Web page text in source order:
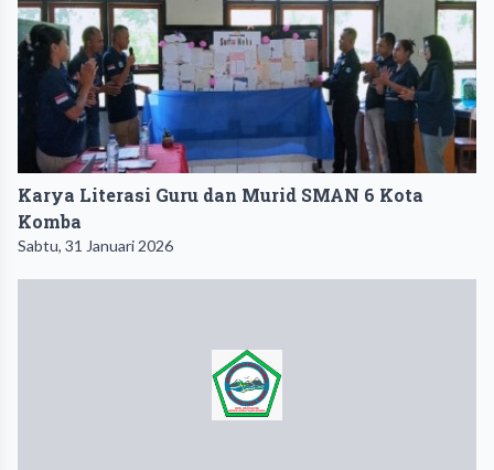
Karya Literasi Guru dan Murid SMAN 6 Kota
Komba
Sabtu, 31 Januari 2026